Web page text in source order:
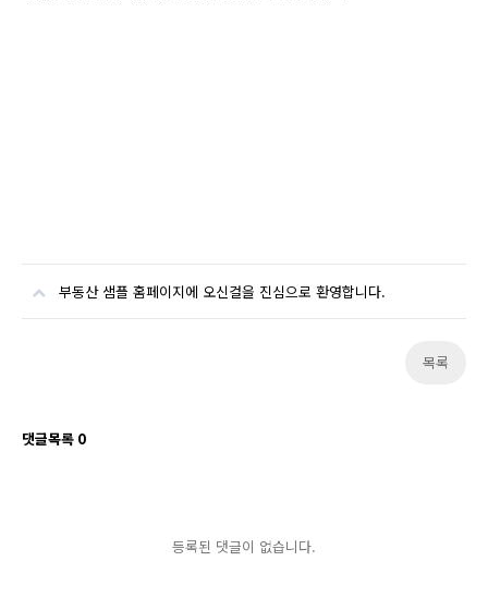
부동산 샘플 홈페이지에 오신걸을 진심으로 환영합니다.
목록
댓글목록 0
등록된 댓글이 없습니다.